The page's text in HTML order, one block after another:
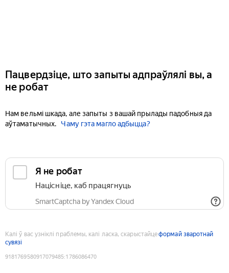
Пацвердзіце, што запыты адпраўлялі вы, а
не робат
Нам вельмі шкада, але запыты з вашай прылады падобныя да
аўтаматычных.
Чаму гэта магло адбыцца?
Я не робат
Націсніце, каб працягнуць
SmartCaptcha by Yandex Cloud
Калі ў вас узніклі праблемы, калі ласка, скарыстайцеформай зваротнай
сувязі
9181769580917079485:1786086470